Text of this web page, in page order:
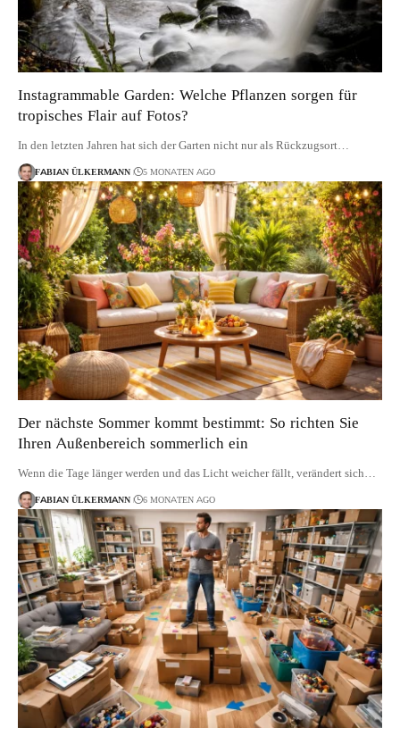
Instagrammable Garden: Welche Pflanzen sorgen für
tropisches Flair auf Fotos?
In den letzten Jahren hat sich der Garten nicht nur als Rückzugsort…
FABIAN ÜLKERMANN 5 MONATEN AGO
Der nächste Sommer kommt bestimmt: So richten Sie
Ihren Außenbereich sommerlich ein
Wenn die Tage länger werden und das Licht weicher fällt, verändert sich…
FABIAN ÜLKERMANN 6 MONATEN AGO